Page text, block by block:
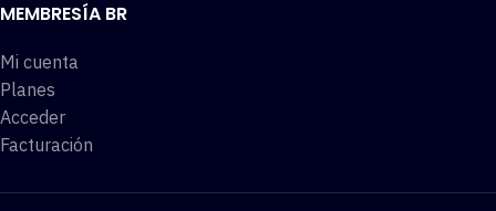
MEMBRESÍA BR
Mi cuenta
Planes
Acceder
Facturación